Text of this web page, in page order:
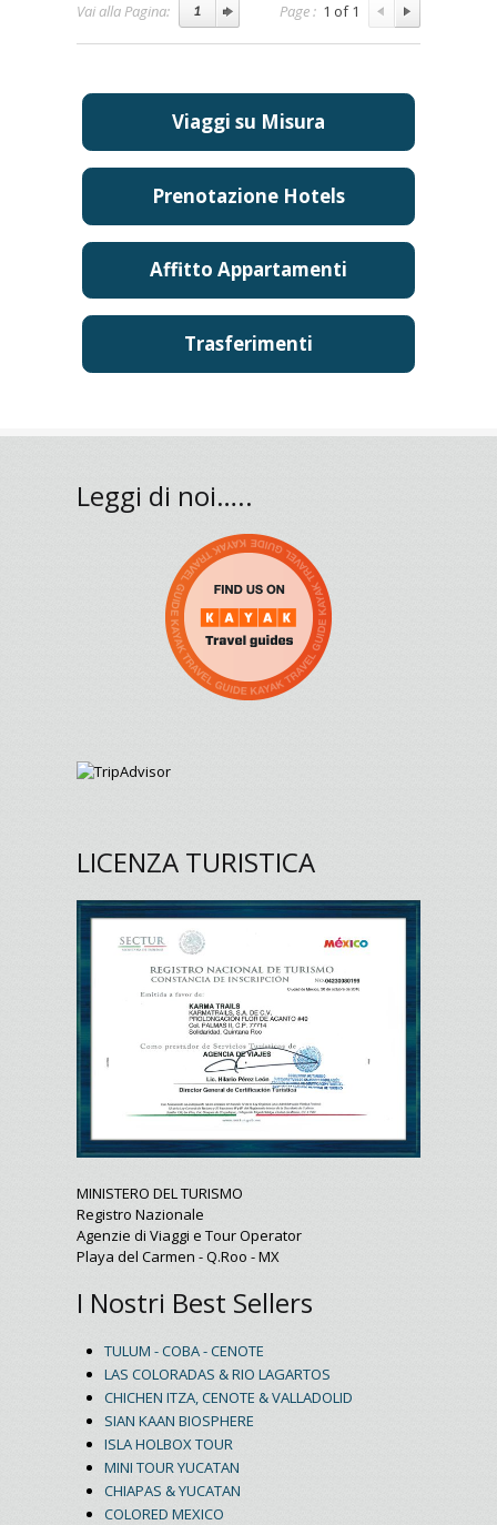
Vai alla Pagina: Page : 1 of 1
Viaggi su Misura
Prenotazione Hotels
Affitto Appartamenti
Trasferimenti
Leggi di noi…..
LICENZA TURISTICA
MINISTERO DEL TURISMO
Registro Nazionale
Agenzie di Viaggi e Tour Operator
Playa del Carmen - Q.Roo - MX
I Nostri Best Sellers
TULUM - COBA - CENOTE
LAS COLORADAS & RIO LAGARTOS
CHICHEN ITZA, CENOTE & VALLADOLID
SIAN KAAN BIOSPHERE
ISLA HOLBOX TOUR
MINI TOUR YUCATAN
CHIAPAS & YUCATAN
COLORED MEXICO